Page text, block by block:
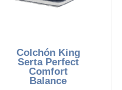
Colchón King
Serta Perfect
Comfort
Balance